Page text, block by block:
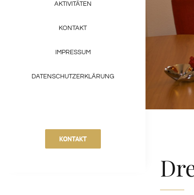
AKTIVITÄTEN
KONTAKT
IMPRESSUM
DATENSCHUTZERKLÄRUNG
KONTAKT